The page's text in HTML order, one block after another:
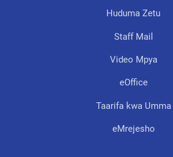
Huduma Zetu
Staff Mail
Video Mpya
eOffice
Taarifa kwa Umma
eMrejesho